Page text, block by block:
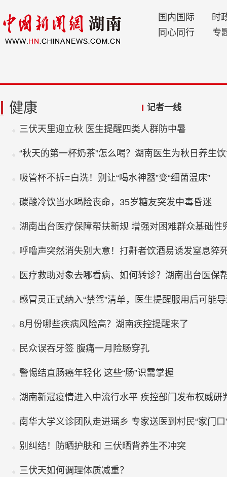
国内国际
时
同心同行
专
健康 记者一线
三伏天里迎立秋 医生提醒四类人群防中暑
“秋天的第一杯奶茶”怎么喝？湖南医生为秋日养生
吸管杯不拆=白洗！别让“喝水神器”变“细菌温床”
碳酸冷饮当水喝险丧命，35岁糖友突发中毒昏迷
湖南出台医疗保障帮扶新规 增强对困难群众基础性
呼噜声突然消失别大意！打鼾者饮酒易诱发窒息猝
医疗救助对象去哪看病、如何转诊？湖南出台医保
感冒灵正式纳入“禁驾”清单，医生提醒服用后可能
8月份哪些疾病风险高？湖南疾控提醒来了
民众误吞牙签 腹痛一月险肠穿孔
警惕结直肠癌年轻化 这些“肠”识需掌握
湖南新冠疫情进入中流行水平 疾控部门发布权威研
南华大学义诊团队走进瑶乡 专家送医到村民“家门口
别纠结！防晒护肤和 三伏晒背养生不冲突
三伏天如何调理体质减重？